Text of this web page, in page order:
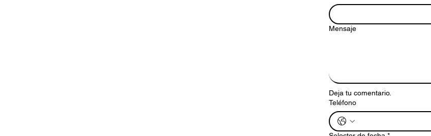
Mensaje
Deja tu comentario.
Teléfono